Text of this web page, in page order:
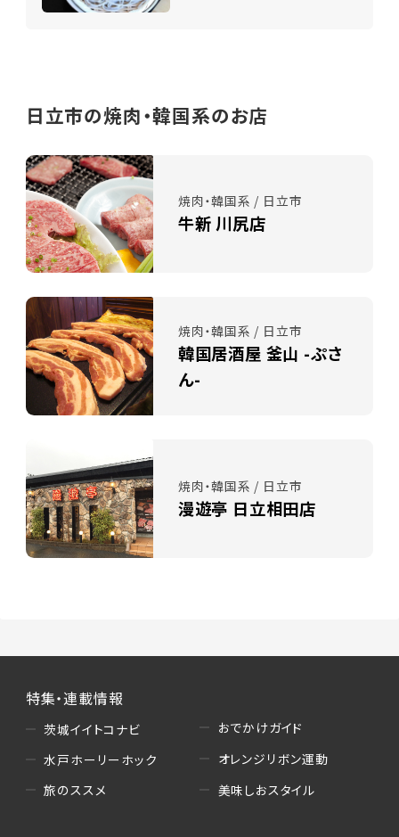
日立市の焼肉・韓国系のお店
焼肉・韓国系 / 日立市
牛新 川尻店
焼肉・韓国系 / 日立市
韓国居酒屋 釜山 -ぷさ
ん-
焼肉・韓国系 / 日立市
漫遊亭 日立相田店
特集・連載情報
茨城イイトコナビ
水戸ホーリーホック
旅のススメ
おでかけガイド
オレンジリボン運動
美味しおスタイル